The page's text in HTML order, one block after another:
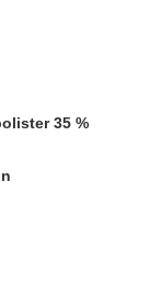
35 %